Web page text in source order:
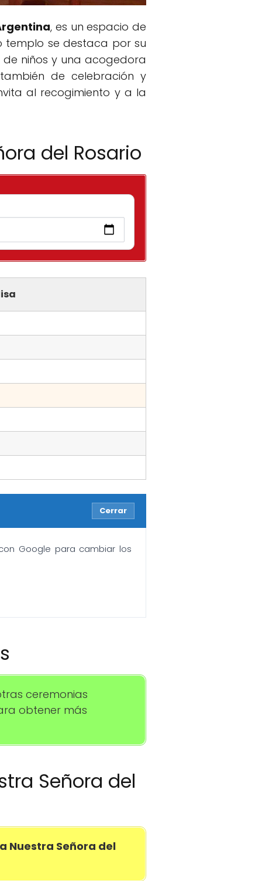
, es un espacio de
templo se destaca por su
niños y una acogedora
de celebración y
al recogimiento y a la
del Rosario
Cerrar
Google para cambiar los
ceremonias
obtener más
Señora del
Nuestra Señora del